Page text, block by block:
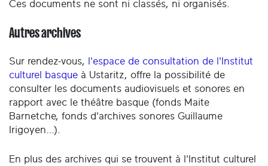
Ces documents ne sont ni classés, ni organisés.
Autres archives
Sur rendez-vous,
l'espace de consultation de l'Institut
culturel basque à Ustaritz, offre la possibilité de
consulter les documents audiovisuels et sonores en
rapport avec le théâtre basque (fonds Maite
Barnetche, fonds d'archives sonores Guillaume
Irigoyen…).
En plus des archives qui se trouvent à l'Institut culturel